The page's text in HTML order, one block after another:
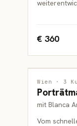
€ 360
MALEREI
ERWACHSENE
Wien · 3
mit Blanca
Vom